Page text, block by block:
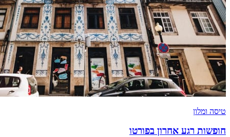
טיסה ומלון
חופשות רגע אחרון בפורטו